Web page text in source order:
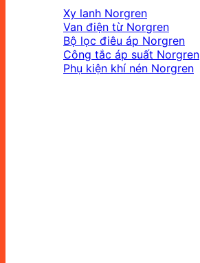
Xy lanh Norgren
Van điện từ Norgren
Bộ lọc điêu áp Norgren
Công tắc áp suất Norgren
Phụ kiện khí nén Norgren